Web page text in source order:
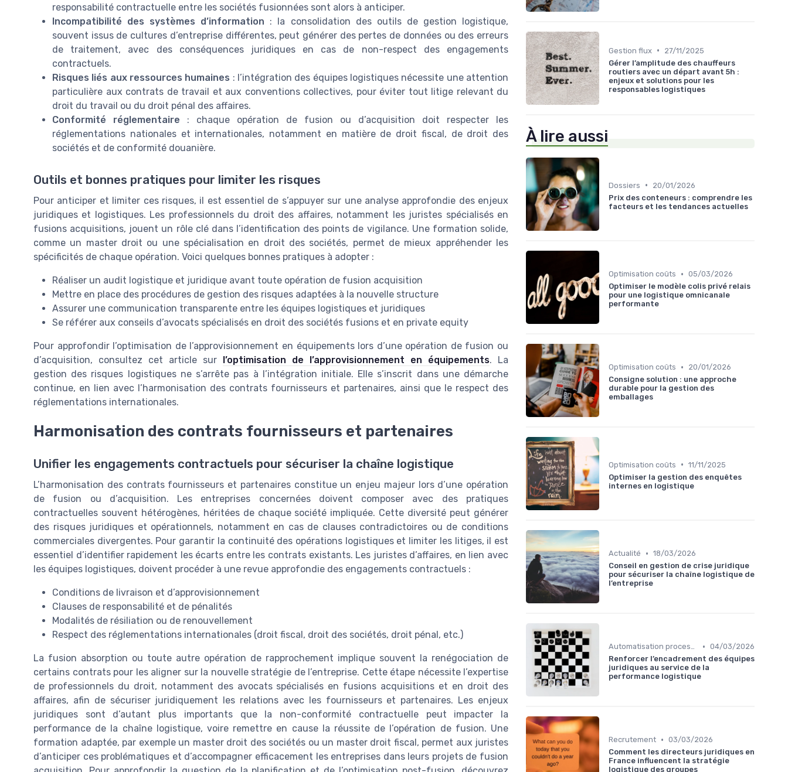
responsabilité contractuelle entre les sociétés fusionnées sont alors à anticiper.
Incompatibilité des systèmes d’information : la consolidation des outils de gestion logistique,
souvent issus de cultures d’entreprise différentes, peut générer des pertes de données ou des erreurs
de traitement, avec des conséquences juridiques en cas de non-respect des engagements
contractuels.
Risques liés aux ressources humaines : l’intégration des équipes logistiques nécessite une attention
particulière aux contrats de travail et aux conventions collectives, pour éviter tout litige relevant du
droit du travail ou du droit pénal des affaires.
Conformité réglementaire : chaque opération de fusion ou d’acquisition doit respecter les
réglementations nationales et internationales, notamment en matière de droit fiscal, de droit des
sociétés et de conformité douanière.
Outils et bonnes pratiques pour limiter les risques
Pour anticiper et limiter ces risques, il est essentiel de s’appuyer sur une analyse approfondie des enjeux
juridiques et logistiques. Les professionnels du droit des affaires, notamment les juristes spécialisés en
fusions acquisitions, jouent un rôle clé dans l’identification des points de vigilance. Une formation solide,
comme un master droit ou une spécialisation en droit des sociétés, permet de mieux appréhender les
spécificités de chaque opération. Voici quelques bonnes pratiques à adopter :
Réaliser un audit logistique et juridique avant toute opération de fusion acquisition
Mettre en place des procédures de gestion des risques adaptées à la nouvelle structure
Assurer une communication transparente entre les équipes logistiques et juridiques
Se référer aux conseils d’avocats spécialisés en droit des sociétés fusions et en private equity
Pour approfondir l’optimisation de l’approvisionnement en équipements lors d’une opération de fusion ou
d’acquisition, consultez cet article sur l’optimisation de l’approvisionnement en équipements. La
gestion des risques logistiques ne s’arrête pas à l’intégration initiale. Elle s’inscrit dans une démarche
continue, en lien avec l’harmonisation des contrats fournisseurs et partenaires, ainsi que le respect des
réglementations internationales.
Harmonisation des contrats fournisseurs et partenaires
Unifier les engagements contractuels pour sécuriser la chaîne logistique
L’harmonisation des contrats fournisseurs et partenaires constitue un enjeu majeur lors d’une opération
de fusion ou d’acquisition. Les entreprises concernées doivent composer avec des pratiques
contractuelles souvent hétérogènes, héritées de chaque société impliquée. Cette diversité peut générer
des risques juridiques et opérationnels, notamment en cas de clauses contradictoires ou de conditions
commerciales divergentes. Pour garantir la continuité des opérations logistiques et limiter les litiges, il est
essentiel d’identifier rapidement les écarts entre les contrats existants. Les juristes d’affaires, en lien avec
les équipes logistiques, doivent procéder à une revue approfondie des engagements contractuels :
Conditions de livraison et d’approvisionnement
Clauses de responsabilité et de pénalités
Modalités de résiliation ou de renouvellement
Respect des réglementations internationales (droit fiscal, droit des sociétés, droit pénal, etc.)
La fusion absorption ou toute autre opération de rapprochement implique souvent la renégociation de
certains contrats pour les aligner sur la nouvelle stratégie de l’entreprise. Cette étape nécessite l’expertise
de professionnels du droit, notamment des avocats spécialisés en fusions acquisitions et en droit des
affaires, afin de sécuriser juridiquement les relations avec les fournisseurs et partenaires. Les enjeux
juridiques sont d’autant plus importants que la non-conformité contractuelle peut impacter la
performance de la chaîne logistique, voire remettre en cause la réussite de l’opération de fusion. Une
formation adaptée, par exemple un master droit des sociétés ou un master droit fiscal, permet aux juristes
d’anticiper ces problématiques et d’accompagner efficacement les entreprises dans leurs projets de fusion
Gestion flux •
27/11/2025
Gérer l’amplitude des chauffeurs
routiers avec un départ avant 5h :
enjeux et solutions pour les
responsables logistiques
À lire aussi
Dossiers •
20/01/2026
Prix des conteneurs : comprendre les
facteurs et les tendances actuelles
Optimisation coûts • 05/03/2026
Optimiser le modèle colis privé relais
pour une logistique omnicanale
performante
Optimisation coûts •
20/01/2026
Consigne solution : une approche
durable pour la gestion des
emballages
Optimisation coûts • 11/11/2025
Optimiser la gestion des enquêtes
internes en logistique
Actualité • 18/03/2026
Conseil en gestion de crise juridique
pour sécuriser la chaîne logistique de
l’entreprise
Automatisation processus • 04/03/2026
Renforcer l’encadrement des équipes
juridiques au service de la
performance logistique
Recrutement • 03/03/2026
Comment les directeurs juridiques en
France influencent la stratégie
logistique des groupes